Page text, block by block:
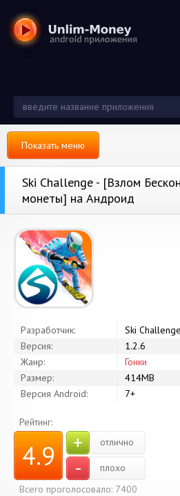
Показать меню
Ski Challenge - [Взлом
монеты] на Андроид
Разработчик:
Ski
Версия:
1.2.6
Жанр:
Гонки
Размер:
414MB
Версия Android:
7+
Рейтинг:
4.9 + отлично
-
плохо
Всего проголосовало: 7400